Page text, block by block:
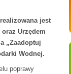
jest
Urzędem
„Zaadoptuj
Wodnej.
poprawy